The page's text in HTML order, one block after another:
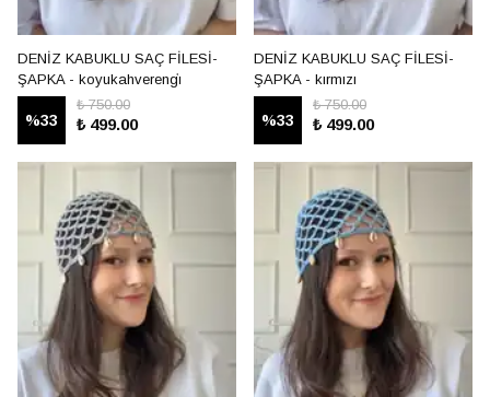
DENİZ KABUKLU SAÇ FİLESİ-
ŞAPKA - koyukahverengi̇
%33
₺ 750.00
₺ 499.00
DENİZ KABUKLU SAÇ FİLESİ-
ŞAPKA - kırmızı
%33
₺ 750.00
₺ 499.00